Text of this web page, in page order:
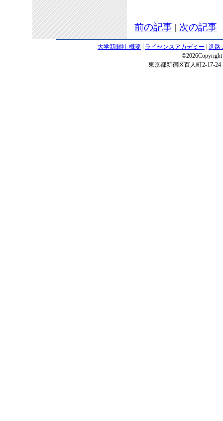
前の記事 | 次の記事
大学新聞社 概要 ライセンスアカデミー
進路
©2026Copyright
東京都新宿区百人町2-17-